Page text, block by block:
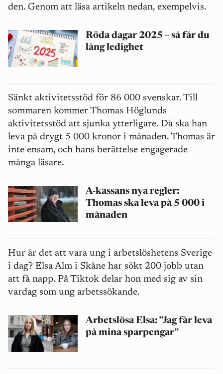
den. Genom att läsa artikeln nedan, exempelvis.
Röda dagar 2025 – så får du
lång ledighet
Sänkt aktivitetsstöd för 86 000 svenskar. Till
sommaren kommer Thomas Höglunds
aktivitetsstöd att sjunka ytterligare. Då ska han
leva på drygt 5 000 kronor i månaden. Thomas är
inte ensam, och hans berättelse engagerade
många läsare.
A-kassans nya regler:
Thomas ska leva på 5 000 i
månaden
Hur är det att vara ung i arbetslöshetens Sverige
i dag? Elsa Alm i Skåne har sökt 200 jobb utan
att få napp. På Tiktok delar hon med sig av sin
vardag som ung arbetssökande.
Arbetslösa Elsa: ”Jag får leva
på mina sparpengar”